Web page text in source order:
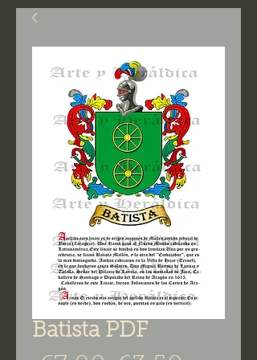
Batista PDF